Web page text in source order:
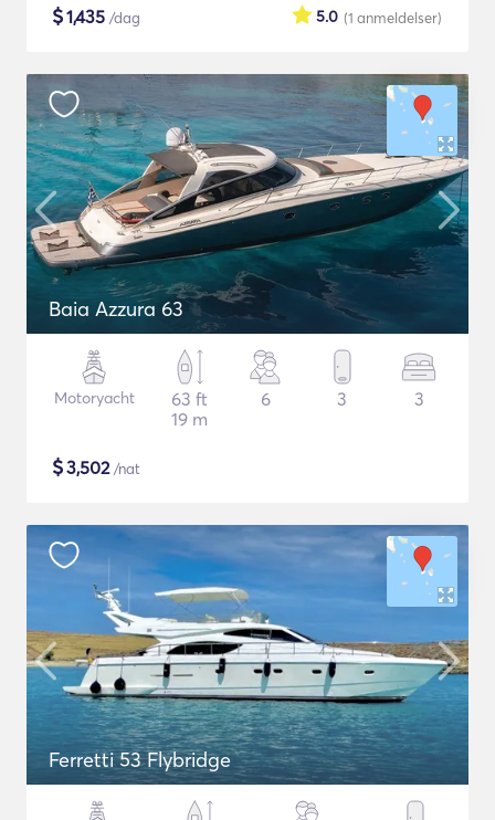
$1,435 /dag (1 anmeldelser)
5.0
Baia Azzura 63
Motoryacht
63 ft
19 m
6 3 3
$3,502/nat
Ferretti 53 Flybridge